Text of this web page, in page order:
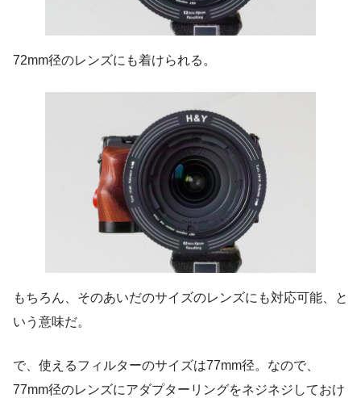
72mm径のレンズにも着けられる。
もちろん、そのあいだのサイズのレンズにも対応可能、と
いう意味だ。
で、使えるフィルターのサイズは77mm径。なので、
77mm径のレンズにアダプターリングをネジネジしておけ